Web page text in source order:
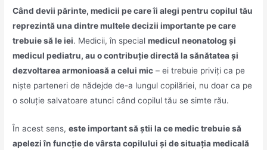
Când devii părinte, medicii pe care îi alegi pentru copilul tău
reprezintă una dintre multele decizii importante pe care
trebuie să le iei. Medicii, în specialmedicul neonatolog și
medicul pediatru, au o contribuție directă la sănătatea și
dezvoltarea armonioasă a celui mic – ei trebuie priviți ca pe
niște parteneri de nădejde de-a lungul copilăriei, nu doar ca pe
o soluție salvatoare atunci când copilul tău se simte rău.
În acest sens,este important să știi la ce medic trebuie să
apelezi în funcție de vârsta copilului și de situația medicală